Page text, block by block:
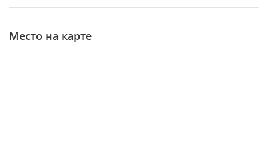
Место на карте